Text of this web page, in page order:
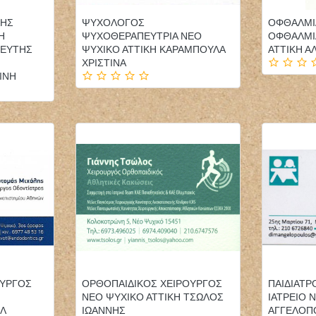
ΚΛΩΝΑΡΗΣ ΜΙΛΤΙΑΔΗΣ
ΟΔΟΝΤΙΑΤΡΟΣ
ΘΕΣΣΑΛΟΝΙΚΗ
ΠΑΝΑΓΟΠΟΥΛΟΥ ΜΑΡΙΑ
ΨΥΧΟΛΟΓΟΣ
ΨΥΧΟΘΕΡΑΠΕΥΤΡΙΑ ΝΕΟ
ΨΥΧΙΚΟ ΑΤΤΙΚΗ ΚΑΡΑΜΠΟΥΛΑ
ΧΡΙΣΤΙΝΑ
ΑΤΤΙΚΗ
ΟΡΘΟΠΑΙΔΙΚΟΣ ΧΕΙΡΟΥΡΓΟΣ
ΝΕΟ ΨΥΧΙΚΟ ΑΤΤΙΚΗ ΤΣΩΛΟΣ
ΙΩΑΝΝΗΣ
ΙΑΤΡΕΙΟ
ΟΦΘΑΛΜΙΑΤΡΟΣ
ΜΕΓΑΛΟΠΟΛΗ ΑΡΚΑΔΙΑ
ΚΑΣΣΕΛΟΥΡΗΣ ΧΡΗΣΤΟΣ
ΦΑΡΜΑΚΕΙΟ ΑΣΣΗΡΟΣ
ΛΑΓΚΑΔΑΣ
ΘΕΣΣΑΛΟΝΙΚΗ
ΜΩΥΣΙΑΔΟΥ ΠΑΡΘΕΝΑ